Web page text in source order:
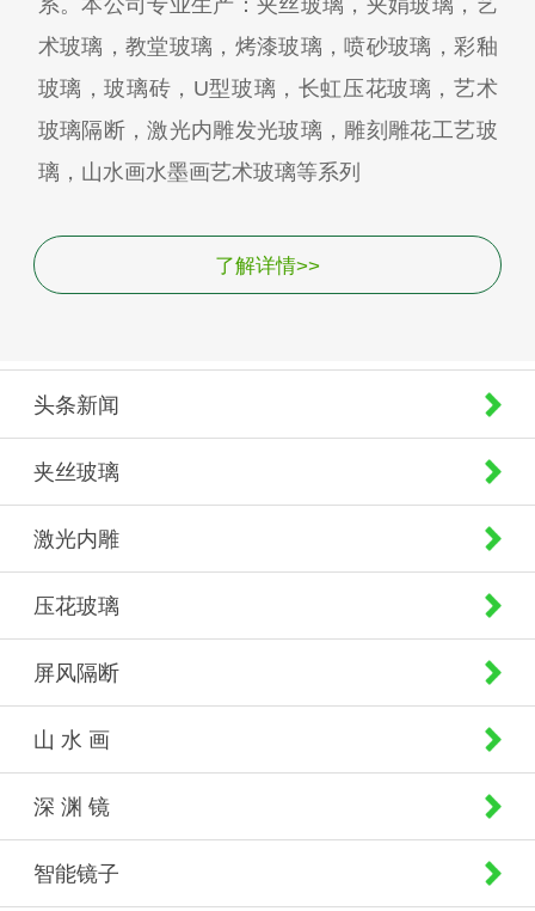
系。本公司专业生产：夹丝玻璃，夹娟玻璃，艺
术玻璃，教堂玻璃，烤漆玻璃，喷砂玻璃，彩釉
玻璃，玻璃砖，U型玻璃，长虹压花玻璃，艺术
玻璃隔断，激光内雕发光玻璃，雕刻雕花工艺玻
璃，山水画水墨画艺术玻璃等系列
了解详情>>
头条新闻
夹丝玻璃
激光内雕
压花玻璃
屏风隔断
山 水 画
深 渊 镜
智能镜子